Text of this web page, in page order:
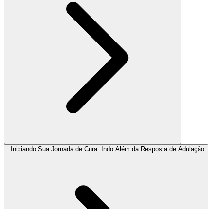
Iniciando Sua Jornada de Cura: Indo Além da Resposta de Adulação